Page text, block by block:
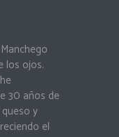
los ojos.
30 años de
y
el